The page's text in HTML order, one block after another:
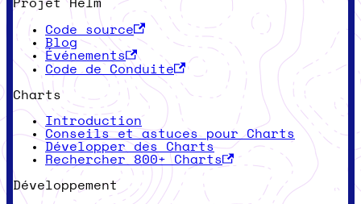
Projet Helm
Code source
Blog
Événements
Code de Conduite
Charts
Introduction
Conseils et astuces pour Charts
Développer des Charts
Rechercher 800+ Charts
Développement